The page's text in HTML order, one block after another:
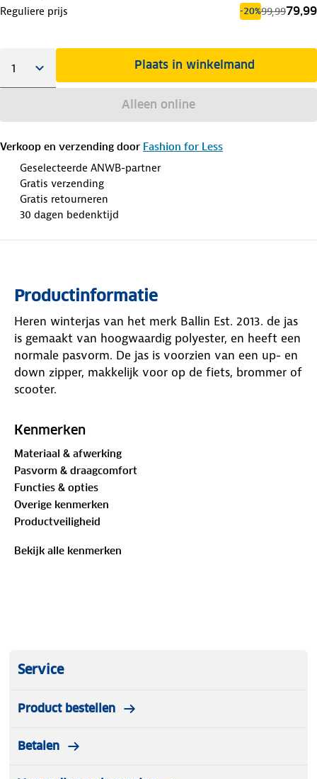
Reguliere prijs -20%99,9979,99
Plaats in winkelmand
Alleen online
Verkoop en verzending door Fashion for Less
Geselecteerde ANWB-partner
Gratis verzending
Gratis retourneren
30 dagen bedenktijd
Productinformatie
Heren winterjas van het merk Ballin Est. 2013. de jas
is gemaakt van hoogwaardig polyester, en heeft een
normale pasvorm. De jas is voorzien van een up- en
down zipper, makkelijk voor op de fiets, brommer of
scooter.
Kenmerken
Materiaal & afwerking
Pasvorm & draagcomfort
Functies & opties
Overige kenmerken
Productveiligheid
Bekijk alle kenmerken
Service
Product bestellen
Betalen